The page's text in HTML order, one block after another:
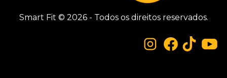
Smart Fit © 2026 - Todos os direitos reservados.